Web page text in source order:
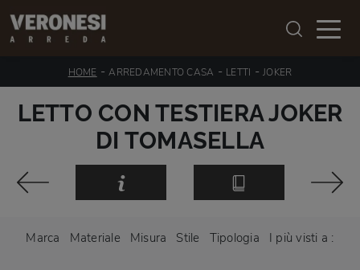
HOME -ARREDAMENTO CASA - LETTI -JOKER
LETTO CON TESTIERA JOKER
DI TOMASELLA
Marca Materiale Misura Stile Tipologia I più visti a :